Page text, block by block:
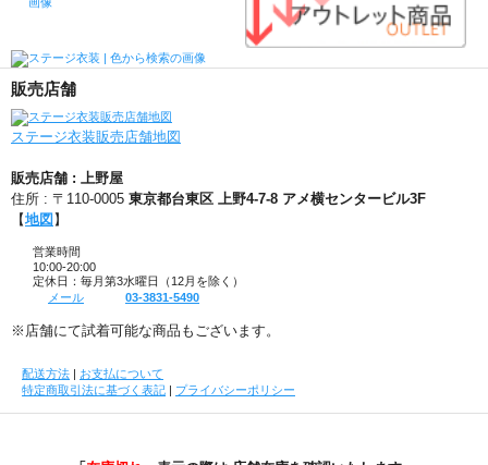
販売店舗
ステージ衣装販売店舗地図
販売店舗 : 上野屋
住所 : 〒110-0005 東京都台東区 上野4-7-8 アメ横センタービル3F
【地図 】
営業時間
10:00-20:00
定休日：毎月第3水曜日（12月を除く）
メール
03-3831-5490
※店舗にて試着可能な商品もございます。
配送方法 | お支払について
特定商取引法に基づく表記 | プライバシーポリシー